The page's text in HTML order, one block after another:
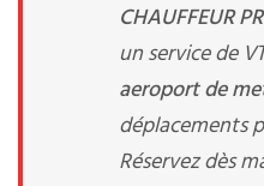
CHAUFFEUR
un service de
aeroport de
déplacements
Réservez dès